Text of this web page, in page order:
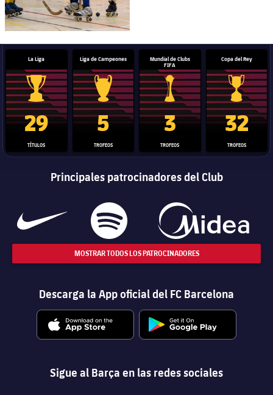
La Liga
Trofeo de La Liga
29
TÍTULOS
Liga de Campeones
Trofeo de la Liga de Campeones
5
TROFEOS
Mundial de Clubs
FIFA
Trofeo del Mundial de
3
TROFEOS
Copa del Rey
Copa del
32
TROFEOS
Principales patrocinadores del Club
MOSTRAR TODOS LOS PATROCINADORES
Descarga la App oficial del FC Barcelona
Sigue al Barça en las redes sociales